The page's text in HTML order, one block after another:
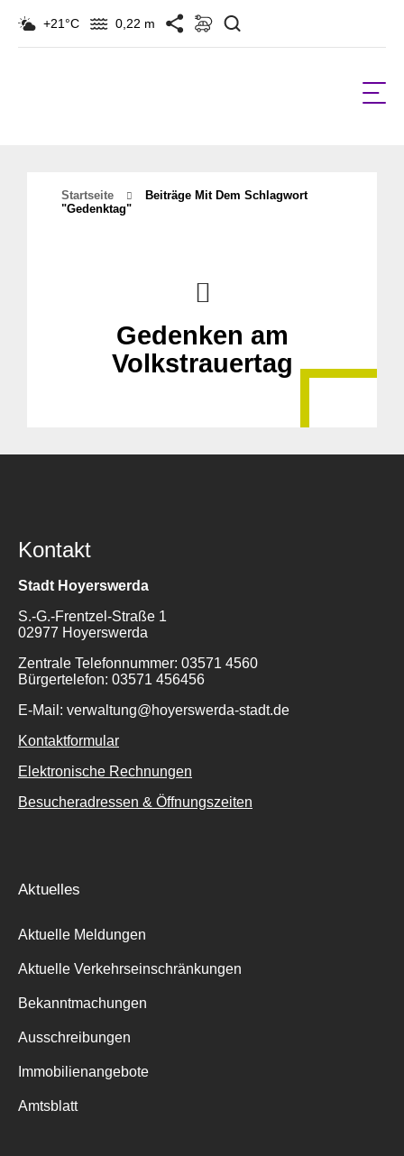
+21°C 0,22 m
Startseite
Beiträge Mit Dem Schlagwort
"Gedenktag"
Gedenken am
Volkstrauertag
Kontakt
Stadt Hoyerswerda
S.-G.-Frentzel-Straße 1
02977 Hoyerswerda
Zentrale Telefonnummer: 03571 4560
Bürgertelefon: 03571 456456
E-Mail: verwaltung@hoyerswerda-stadt.de
Kontaktformular
Elektronische Rechnungen
Besucheradressen & Öffnungszeiten
Aktuelles
Aktuelle Meldungen
Aktuelle Verkehrseinschränkungen
Bekanntmachungen
Ausschreibungen
Immobilienangebote
Amtsblatt